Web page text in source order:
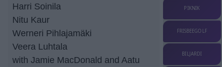
Harri Soinila
Nitu Kaur
Werneri Pihlajamäki
Veera Luhtala
with Jamie MacDonald and Aatu
PIKNIK
FRISBEEGOLF
BILJARDI